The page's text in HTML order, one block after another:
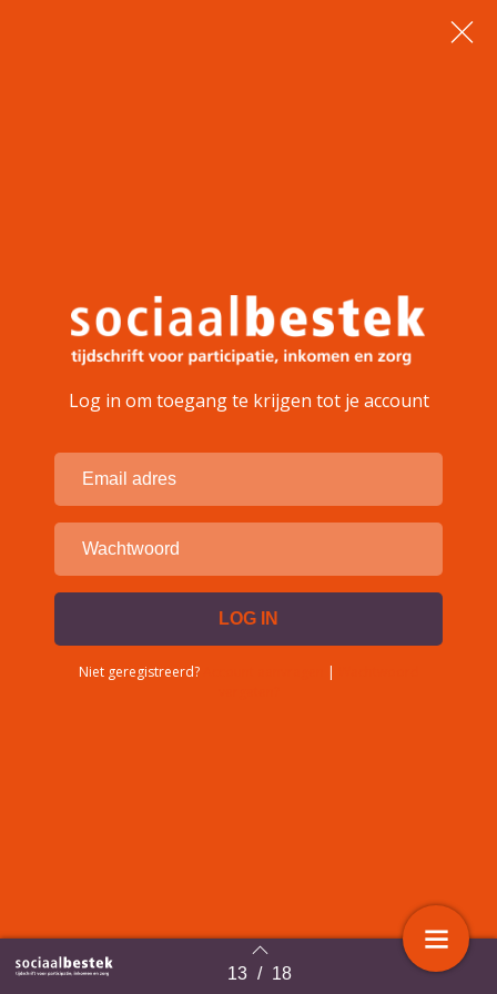
Terug naar overzicht 13 / 18
Log in om toegang te krijgen tot je account
Niet geregistreerd? |